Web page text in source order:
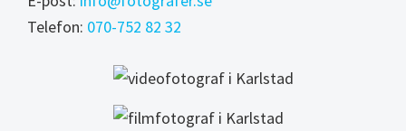
Telefon: 070-752 82 32